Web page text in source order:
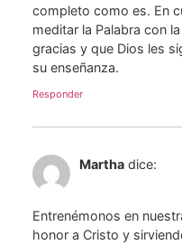
completo como es. En
meditar la Palabra con
gracias y que Dios les
su enseñanza.
Responder
Martha dice:
Entrenémonos en
honor a Cristo y